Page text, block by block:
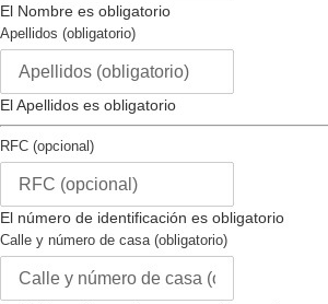
japón
Vendedor Movimiento :
Calibre Movimiento :
Movimiento Joyas :
Material del la Correa :
Color de la Correa :
Largo de la Correa (mm) :
Tamaño de la Correa (mm) :
Tipo de Hebilla :
El Nombre es obligatorio
Apellidos (obligatorio)
El Apellidos es obligatorio
RFC (opcional)
El número de identificación es obligatorio
Calle y número de casa (obligatorio)